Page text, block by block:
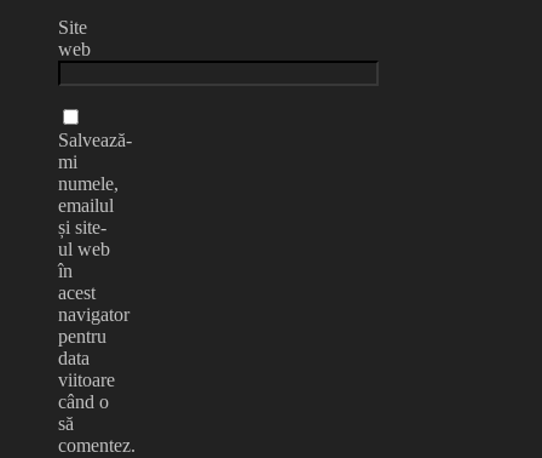
Site
web
Salvează-
mi
numele,
emailul
și site-
ul web
în
acest
navigator
pentru
data
viitoare
când o
să
comentez.